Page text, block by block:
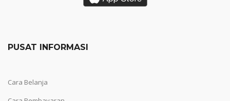
PUSAT INFORMASI
Cara Belanja